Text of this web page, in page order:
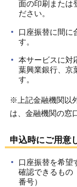
面の印刷または
ださい。
口座振替に間に
す。
本サービスに対
葉興業銀行、京
す。
※上記金融機関以
は、金融機関の窓
申込時にご用意
口座振替を希望
確認できるもの
番号）